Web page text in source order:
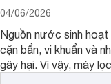
04/06/2026
Nguồn nước sinh
cặn bẩn, vi khuẩn và
gây hại. Vì vậy, máy